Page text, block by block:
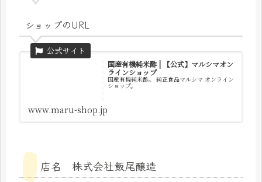
ショップのURL
国産有機純米酢 | 【公式】マルシマオン
ラインショップ
国産有機純米酢。 純正食品マルシマ オンライン
ショップ。
www.maru-shop.jp
店名 株式会社飯尾醸造